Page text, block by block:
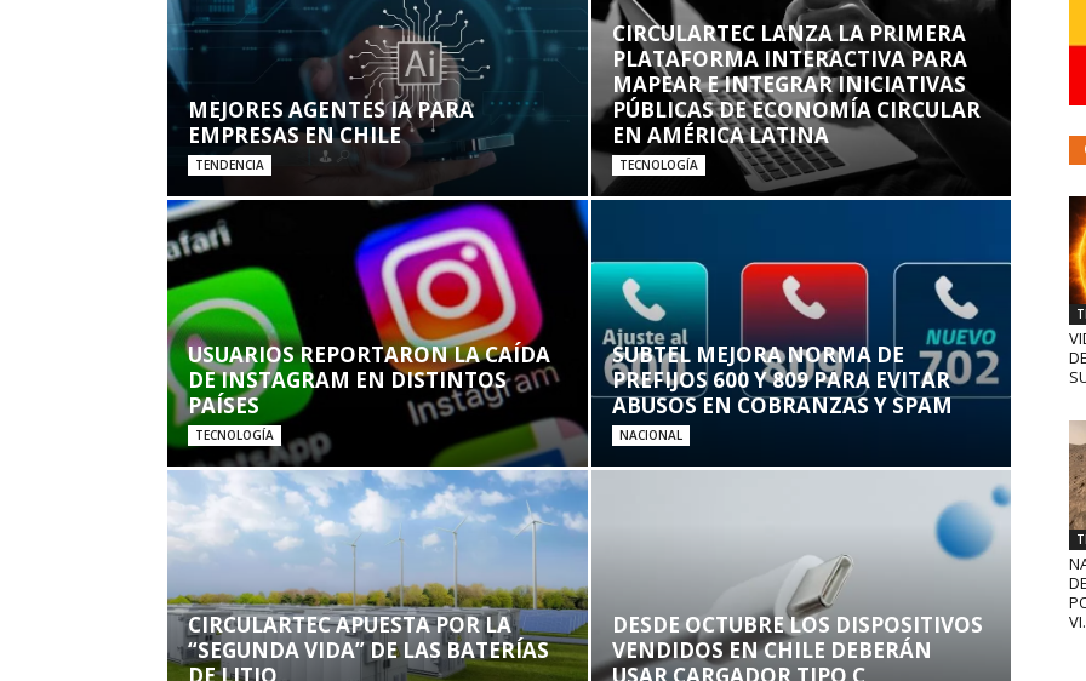
MEJORES AGENTES IA PARA
EMPRESAS EN CHILE
TENDENCIA
CIRCULARTEC LANZA LA PRIMERA
PLATAFORMA INTERACTIVA PARA
MAPEAR E INTEGRAR INICIATIVAS
PÚBLICAS DE ECONOMÍA CIRCULAR
EN AMÉRICA LATINA
TECNOLOGÍA
USUARIOS REPORTARON LA CAÍDA
DE INSTAGRAM EN DISTINTOS
PAÍSES
TECNOLOGÍA
SUBTEL MEJORA NORMA DE
PREFIJOS 600 Y 809 PARA EVITAR
ABUSOS EN COBRANZAS Y SPAM
NACIONAL
CIRCULARTEC APUESTA POR LA
“SEGUNDA VIDA” DE LAS BATERÍAS
DESDE OCTUBRE LOS DISPOSITIVOS
VENDIDOS EN CHILE DEBERÁN